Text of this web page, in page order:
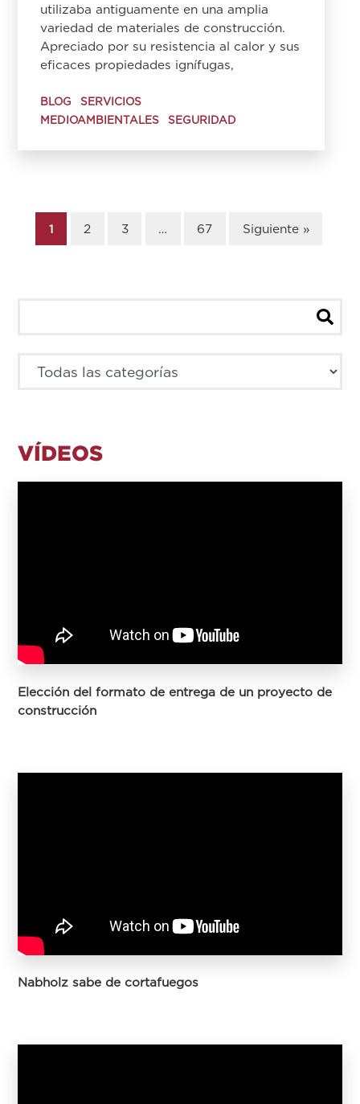
utilizaba antiguamente en una amplia
variedad de materiales de construcción.
Apreciado por su resistencia al calor y sus
eficaces propiedades ignífugas,
BLOG
SERVICIOS
MEDIOAMBIENTALES
SEGURIDAD
1 2 3 … 67 Siguiente »
VÍDEOS
Elección del formato de entrega de un proyecto de
construcción
Nabholz sabe de cortafuegos